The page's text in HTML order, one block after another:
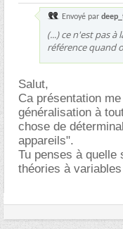
Envoyé par
(...) ce n'est pas
référence quand
Salut,
Ca présentation
généralisation à
chose de
appareils".
Tu penses à quelle
théories à